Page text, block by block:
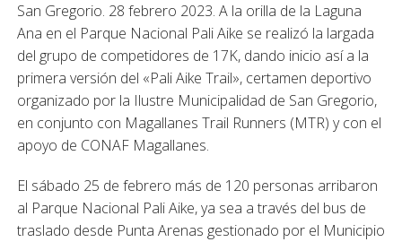
San Gregorio. 28 febrero 2023. A la orilla de la Laguna
Ana en el Parque Nacional Pali Aike se realizó la largada
del grupo de competidores de 17K, dando inicio así a la
primera versión del «Pali Aike Trail», certamen deportivo
organizado por la Ilustre Municipalidad de San Gregorio,
en conjunto con Magallanes Trail Runners (MTR) y con el
apoyo de CONAF Magallanes.
El sábado 25 de febrero más de 120 personas arribaron
al Parque Nacional Pali Aike, ya sea a través del bus de
traslado desde Punta Arenas gestionado por el Municipio